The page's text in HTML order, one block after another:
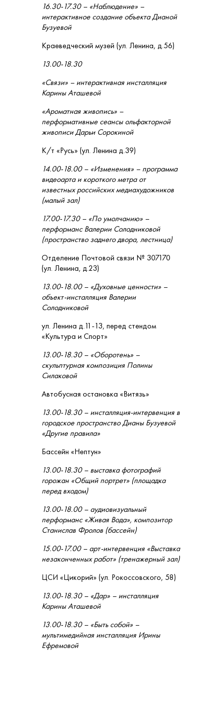
16.30-17.30 – «Наблюдение» –
интерактивное создание объекта Дианой
Бузуевой
Краеведческий музей (ул. Ленина, д.56)
13.00-18.30
«Связи» – интерактивная инсталляция
Карины Аташевой
«Ароматная живопись» –
перформативные сеансы ольфакторной
живописи Дарьи Сорокиной
К/т «Русь» (ул. Ленина д.39)
14.00-18.00 – «Изменения» – программа
видеоарта и короткого метра от
известных российских медиахудожников
(малый зал)
17.00-17.30 – «По умолчанию» –
перформанс Валерии Солодниковой
(пространство заднего двора, лестница)
Отделение Почтовой связи № 307170
(ул. Ленина, д.23)
13.00-18.00 – «Духовные ценности» –
объект-инсталляция Валерии
Солодниковой
ул. Ленина д.11-13, перед стендом
«Культура и Спорт»
13.00-18.30 – «Оборотень» –
скульптурная композиция Полины
Силаковой
Автобусная остановка «Витязь»
13.00-18.30 – инсталляция-интервенция в
городское пространство Дианы Бузуевой
«Другие правила»
Бассейн «Нептун»
13.00-18.30 – выставка фотографий
горожан «Общий портрет» (площадка
перед входом)
13.00-18.00 – аудиовизуальный
перформанс «Живая Вода», композитор
Станислав Фролов (бассейн)
15.00-17.00 – арт-интервенция «Выставка
незаконченных работ» (тренажерный зал)
ЦСИ «Цикорий» (ул. Рокоссовского, 58)
13.00-18.30 – «Дар» – инсталляция
Карины Аташевой
13.00-18.30 – «Быть собой» –
мультимедийная инсталляция Ирины
Ефремовой